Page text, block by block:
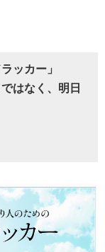
ッカー」
はなく、明日